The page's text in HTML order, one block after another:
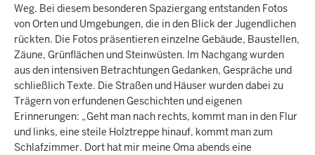
Weg. Bei diesem besonderen Spaziergang entstanden Fotos
von Orten und Umgebungen, die in den Blick der Jugendlichen
rückten. Die Fotos präsentieren einzelne Gebäude, Baustellen,
Zäune, Grünflächen und Steinwüsten. Im Nachgang wurden
aus den intensiven Betrachtungen Gedanken, Gespräche und
schließlich Texte. Die Straßen und Häuser wurden dabei zu
Trägern von erfundenen Geschichten und eigenen
Erinnerungen: „Geht man nach rechts, kommt man in den Flur
und links, eine steile Holztreppe hinauf, kommt man zum
Schlafzimmer. Dort hat mir meine Oma abends eine